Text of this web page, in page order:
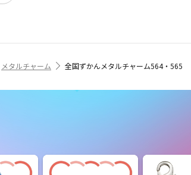
メタルチャーム 全国ずかんメタルチャーム564・565